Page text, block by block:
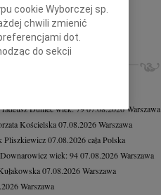
cała Polska
Mielnickiej oraz Jej Najbliższym...
Duniecwiek: 7907.08.2026Warszawa
Kościelska07.08.2026Warszawa
Pliszkiewicz07.08.2026cała Polska
wiek: 9407.08.2026Warszawa
07.08.2026Warszawa
Warszawa
cookie Wyborczej sp.
chwili zmienić
dot.
do sekcji
przeglądarki.
identyfikacji.
pomiar reklam i